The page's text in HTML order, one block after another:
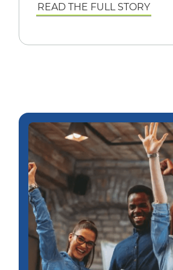
READ THE FULL STORY